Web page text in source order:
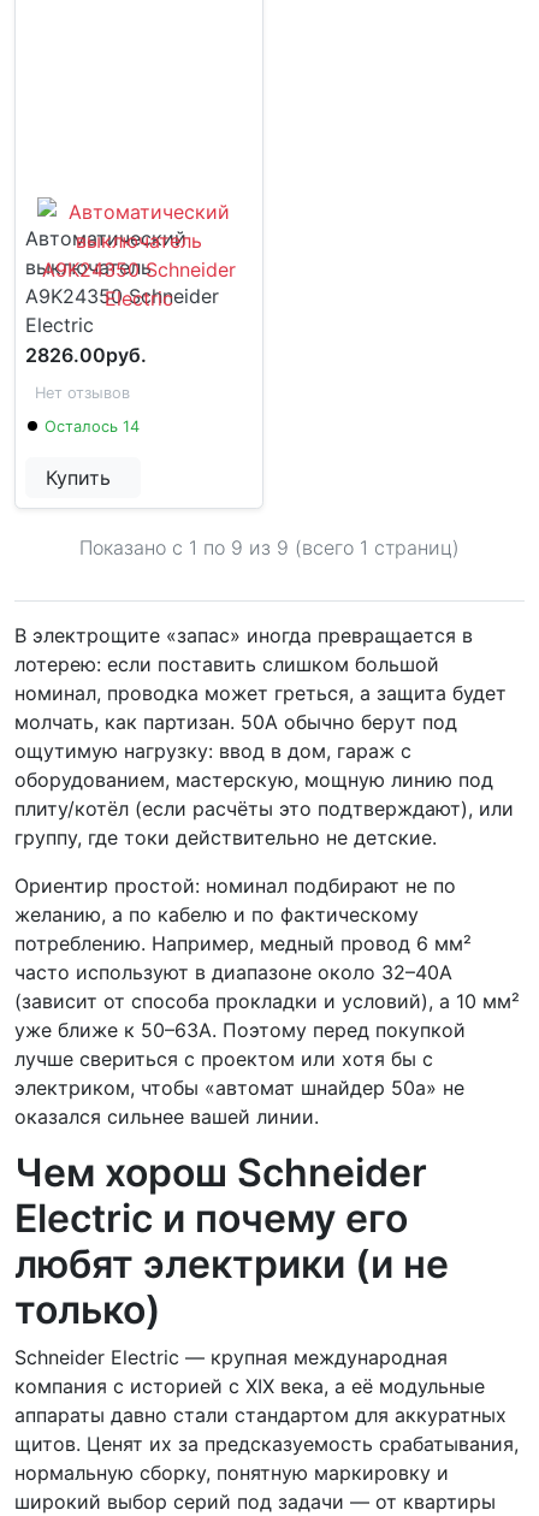
Автоматический
выключатель
A9K24350 Schneider
Electric
2826.00руб.
Нет отзывов
Осталось 14
Купить
Показано с 1 по 9 из 9 (всего 1 страниц)
В электрощите «запас» иногда превращается в
лотерею: если поставить слишком большой
номинал, проводка может греться, а защита будет
молчать, как партизан. 50А обычно берут под
ощутимую нагрузку: ввод в дом, гараж с
оборудованием, мастерскую, мощную линию под
плиту/котёл (если расчёты это подтверждают), или
группу, где токи действительно не детские.
Ориентир простой: номинал подбирают не по
желанию, а по кабелю и по фактическому
потреблению. Например, медный провод 6 мм²
часто используют в диапазоне около 32–40А
(зависит от способа прокладки и условий), а 10 мм²
уже ближе к 50–63А. Поэтому перед покупкой
лучше свериться с проектом или хотя бы с
электриком, чтобы «автомат шнайдер 50а» не
оказался сильнее вашей линии.
Чем хорош Schneider
Electric и почему его
любят электрики (и не
только)
Schneider Electric — крупная международная
компания с историей с XIX века, а её модульные
аппараты давно стали стандартом для аккуратных
щитов. Ценят их за предсказуемость срабатывания,
нормальную сборку, понятную маркировку и
широкий выбор серий под задачи — от квартиры